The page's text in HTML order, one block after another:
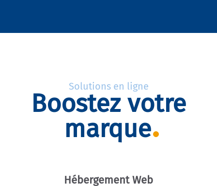
Solutions en ligne
Boostez votre
marque
Hébergement Web